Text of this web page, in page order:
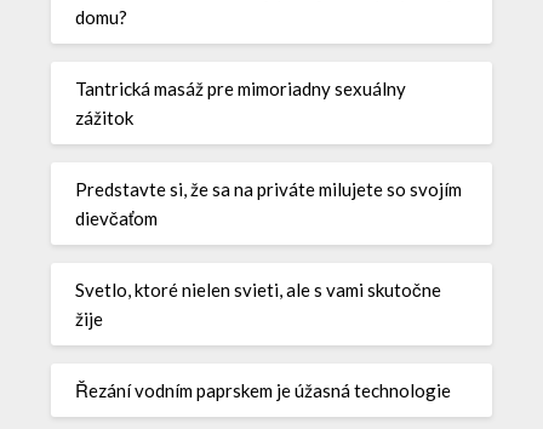
domu?
Tantrická masáž pre mimoriadny sexuálny
zážitok
Predstavte si, že sa na priváte milujete so svojím
dievčaťom
Svetlo, ktoré nielen svieti, ale s vami skutočne
žije
Řezání vodním paprskem je úžasná technologie